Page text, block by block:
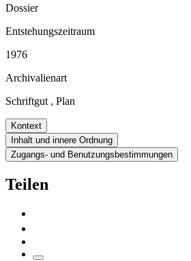
Dossier
Entstehungszeitraum
1976
Archivalienart
Schriftgut , Plan
Kontext
Inhalt und innere Ordnung
Zugangs- und Benutzungsbestimmungen
Teilen